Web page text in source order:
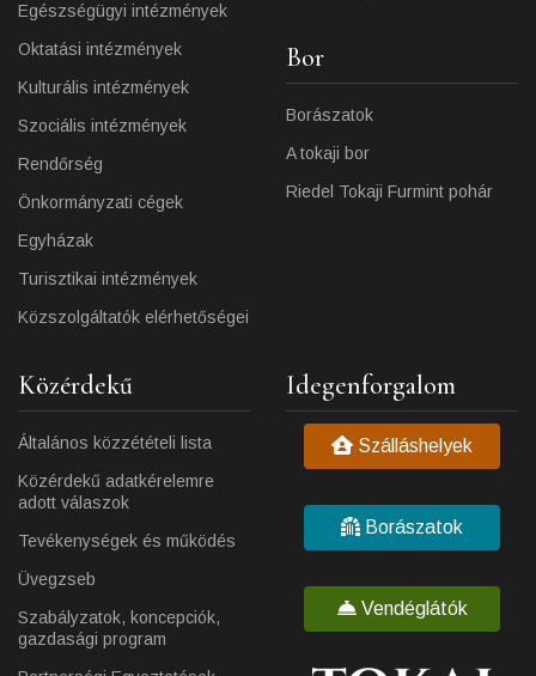
Egészségügyi intézmények
Oktatási intézmények
Kulturális intézmények
Szociális intézmények
Rendőrség
Önkormányzati cégek
Egyházak
Turisztikai intézmények
Közszolgáltatók elérhetőségei
Bor
Borászatok
A tokaji bor
Riedel Tokaji Furmint pohár
Közérdekű
Általános közzétételi lista
Közérdekű adatkérelemre
adott válaszok
Tevékenységek és működés
Üvegzseb
Szabályzatok, koncepciók,
gazdasági program
Idegenforgalom
Szálláshelyek
Borászatok
Vendéglátók